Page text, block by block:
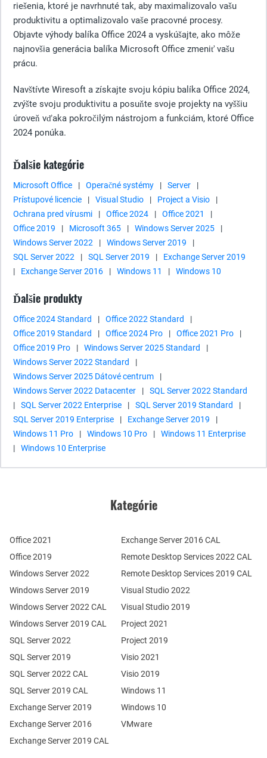
riešenia, ktoré je navrhnuté tak, aby maximalizovalo vašu
produktivitu a optimalizovalo vaše pracovné procesy.
Objavte výhody balíka Office 2024 a vyskúšajte, ako môže
najnovšia generácia balíka Microsoft Office zmeniť vašu
prácu.
Navštívte Wiresoft a získajte svoju kópiu balíka Office 2024,
zvýšte svoju produktivitu a posuňte svoje projekty na vyššiu
úroveň vďaka pokročilým nástrojom a funkciám, ktoré Office
2024 ponúka.
Ďalšie kategórie
Microsoft Office | Operačné systémy | Server
|
Prístupové licencie
| Visual Studio | Project a Visio
|
Ochrana pred vírusmi
| Office 2024 | Office 2021
|
Office 2019
| Microsoft 365 | Windows Server 2025
|
Windows Server 2022
| Windows Server 2019
|
SQL Server 2022
| SQL Server 2019 |
Exchange Server 2019
|
Exchange Server 2016 | Windows 11 | Windows 10
Ďalšie produkty
Office 2024 Standard | Office 2022 Standard
|
Office 2019 Standard
| Office 2024 Pro | Office 2021 Pro
|
Office 2019 Pro
| Windows Server 2025 Standard
|
Windows Server 2022 Standard
|
Windows Server 2025 Dátové centrum
|
Windows Server 2022 Datacenter
|
SQL Server 2022 Standard
|
SQL Server 2022 Enterprise | SQL Server 2019 Standard
|
SQL Server 2019 Enterprise
| Exchange Server 2019
|
Windows 11 Pro
| Windows 10 Pro |
Windows 11 Enterprise
|
Windows 10 Enterprise
Kategórie
Office 2021
Office 2019
Windows Server 2022
Windows Server 2019
Exchange Server 2019
Exchange Server 2016
SQL Server 2022
SQL Server 2019
Windows Server 2022 CAL
Windows Server 2019 CAL
SQL Server 2022 CAL
SQL Server 2019 CAL
Remote Desktop Services 2022 CAL
Remote Desktop Services 2019 CAL
Exchange Server 2019 CAL
Exchange Server 2016 CAL
Visual Studio 2022
Visual Studio 2019
Project 2021
Project 2019
Visio 2021
Visio 2019
Windows 11
Windows 10
VMware